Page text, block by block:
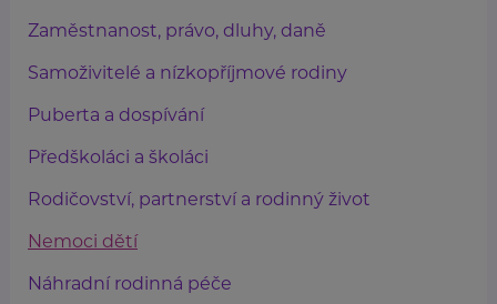
Zaměstnanost, právo, dluhy, daně
Samoživitelé a nízkopříjmové rodiny
Puberta a dospívání
Předškoláci a školáci
Rodičovství, partnerství a rodinný život
Nemoci dětí
Náhradní rodinná péče